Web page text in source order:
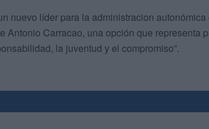
nuevo líder para la administracion autonómica
Antonio Carracao, una opción que representa
la juventud y el compromiso”.